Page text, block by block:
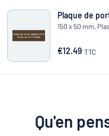
Plaque de
150 x 50 mm,
€12.49 TTC
Qu'en